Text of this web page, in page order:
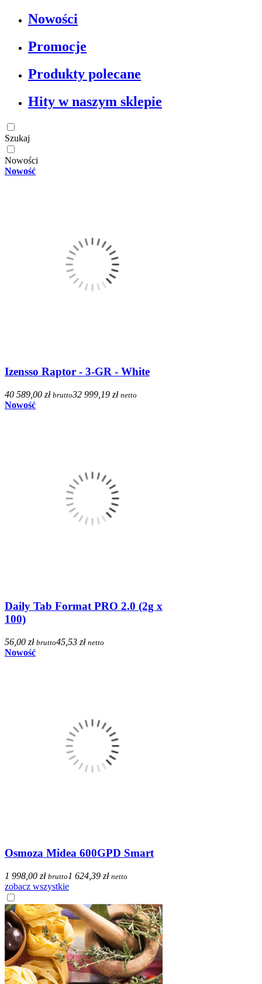
Nowości
Promocje
Produkty polecane
Hity w naszym sklepie
Szukaj
Nowości
Nowość
Izensso Raptor - 3-GR - White
40 589,00 zł brutto32 999,19 zł netto
Nowość
Daily Tab Format PRO 2.0 (2g x
100)
56,00 zł brutto45,53 zł netto
Nowość
Osmoza Midea 600GPD Smart
1 998,00 zł brutto 1 624,39 zł netto
zobacz wszystkie